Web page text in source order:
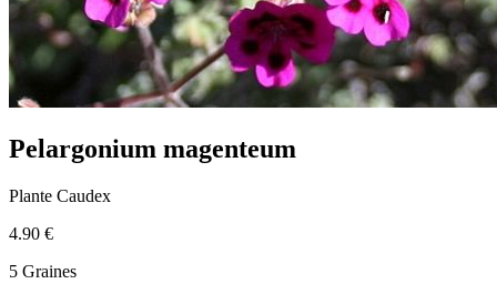
Pelargonium magenteum
Plante Caudex
4.90 €
5 Graines